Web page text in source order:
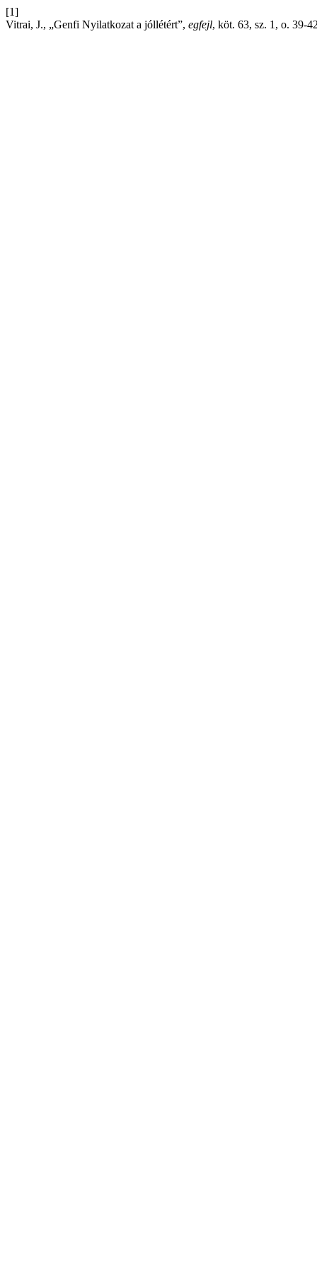
[1]
Vitrai, J., „Genfi Nyilatkozat a jóllétért”, egfejl, köt. 63, sz. 1, o. 39-